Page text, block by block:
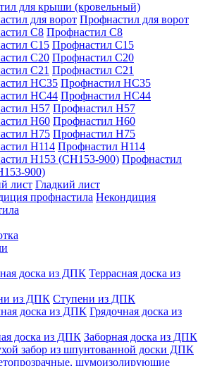
для крыши (кровельный)
Профнастил для ворот
Профнастил С8
Профнастил С15
Профнастил С20
Профнастил С21
Профнастил НС35
Профнастил НС44
Профнастил Н57
Профнастил Н60
Профнастил Н75
Профнастил Н114
Профнастил
900)
Гладкий лист
Некондиция
Террасная доска из
Ступени из ДПК
Грядочная доска из
Заборная доска из ДПК
забор из шпунтованной доски ДПК
шумоизолирующие